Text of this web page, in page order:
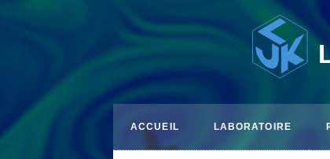
ACCUEIL LABORATOIRE